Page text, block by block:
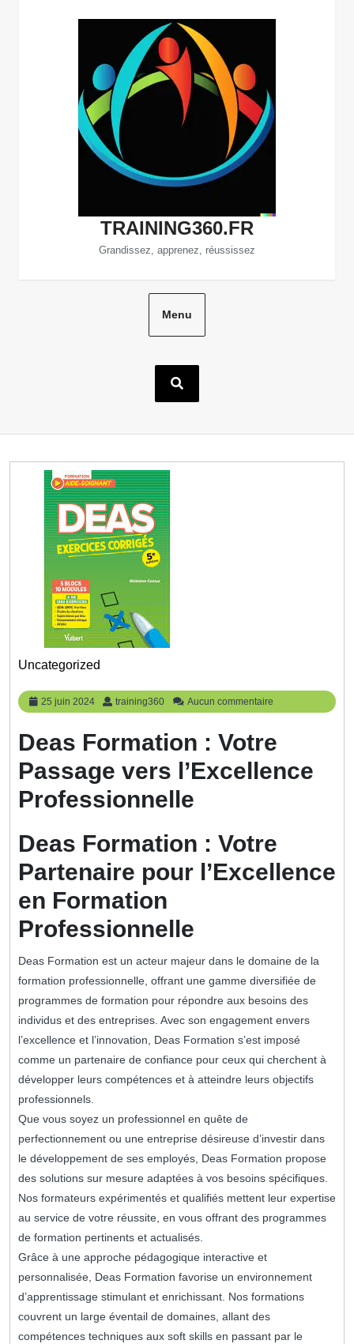
TRAINING360.FR
Grandissez, apprenez, réussissez
Menu
Uncategorized
25 juin 2024
25
juin
training360 training360
Aucun commentaire
Deas Formation : Votre
Passage vers l’Excellence
Professionnelle
Deas Formation : Votre
Partenaire pour l’Excellence
en Formation
Professionnelle
Deas Formation est un acteur majeur dans le domaine de la
formation professionnelle, offrant une gamme diversifiée de
programmes de formation pour répondre aux besoins des
individus et des entreprises. Avec son engagement envers
l’excellence et l’innovation, Deas Formation s’est imposé
comme un partenaire de confiance pour ceux qui cherchent à
développer leurs compétences et à atteindre leurs objectifs
professionnels.
Que vous soyez un professionnel en quête de
perfectionnement ou une entreprise désireuse d’investir dans
le développement de ses employés, Deas Formation propose
des solutions sur mesure adaptées à vos besoins spécifiques.
Nos formateurs expérimentés et qualifiés mettent leur expertise
au service de votre réussite, en vous offrant des programmes
de formation pertinents et actualisés.
Grâce à une approche pédagogique interactive et
personnalisée, Deas Formation favorise un environnement
d’apprentissage stimulant et enrichissant. Nos formations
couvrent un large éventail de domaines, allant des
compétences techniques aux soft skills en passant par le